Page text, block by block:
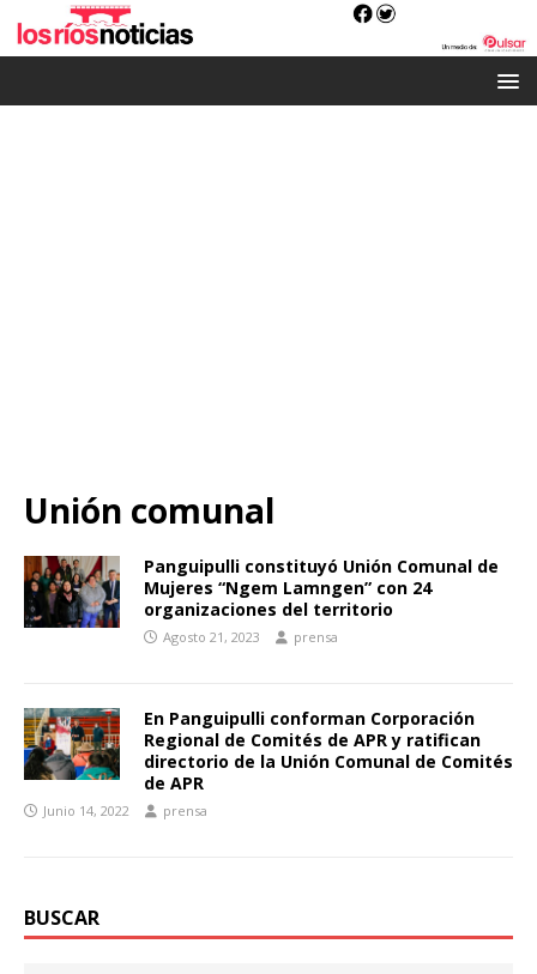
Unión comunal
Panguipulli constituyó Unión Comunal de
Mujeres “Ngem Lamngen” con 24
organizaciones del territorio
Agosto 21, 2023 prensa
En Panguipulli conforman Corporación
Regional de Comités de APR y ratifican
directorio de la Unión Comunal de Comités
de APR
Junio 14, 2022 prensa
BUSCAR